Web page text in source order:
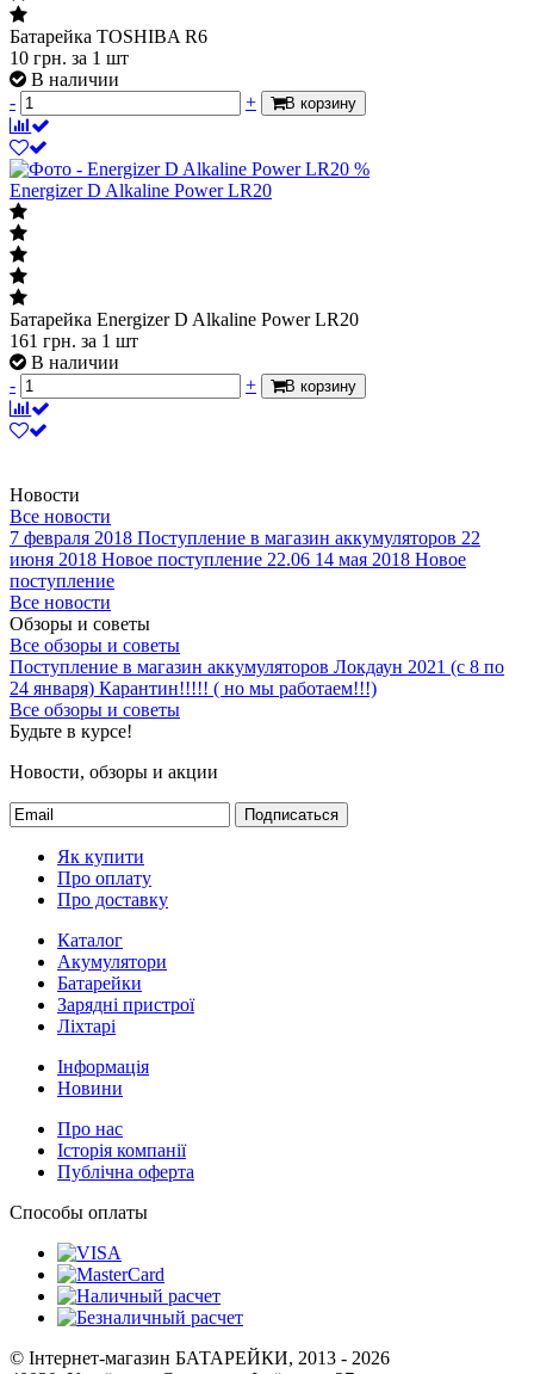
Батарейка TOSHIBA R6
10 грн. за 1 шт
В наличии
-
+ В корзину
%
Energizer D Alkaline Power LR20
Батарейка Energizer D Alkaline Power LR20
161 грн. за 1 шт
В наличии
-
+ В корзину
Новости
Все новости
7 февраля 2018 Поступление в магазин аккумуляторов 22
июня 2018 Новое поступление 22.06 14 мая 2018 Новое
поступление
Все новости
Обзоры и советы
Все обзоры и советы
Поступление в магазин аккумуляторов Локдаун 2021 (с 8 по
24 января) Карантин!!!!! ( но мы работаем!!!)
Все обзоры и советы
Будьте в курсе!
Новости, обзоры и акции
Подписаться
Як купити
Про оплату
Про доставку
Каталог
Акумулятори
Батарейки
Зарядні пристрої
Ліхтарі
Інформація
Новини
Про нас
Історія компанії
Публічна оферта
Способы оплаты
© Інтернет-магазин БАТАРЕЙКИ, 2013 - 2026